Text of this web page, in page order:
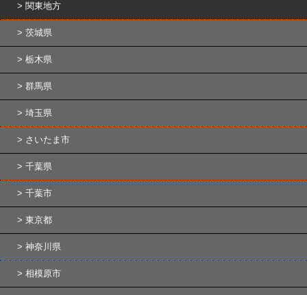
関東地方
茨城県
栃木県
群馬県
埼玉県
さいたま市
千葉県
千葉市
東京都
神奈川県
相模原市